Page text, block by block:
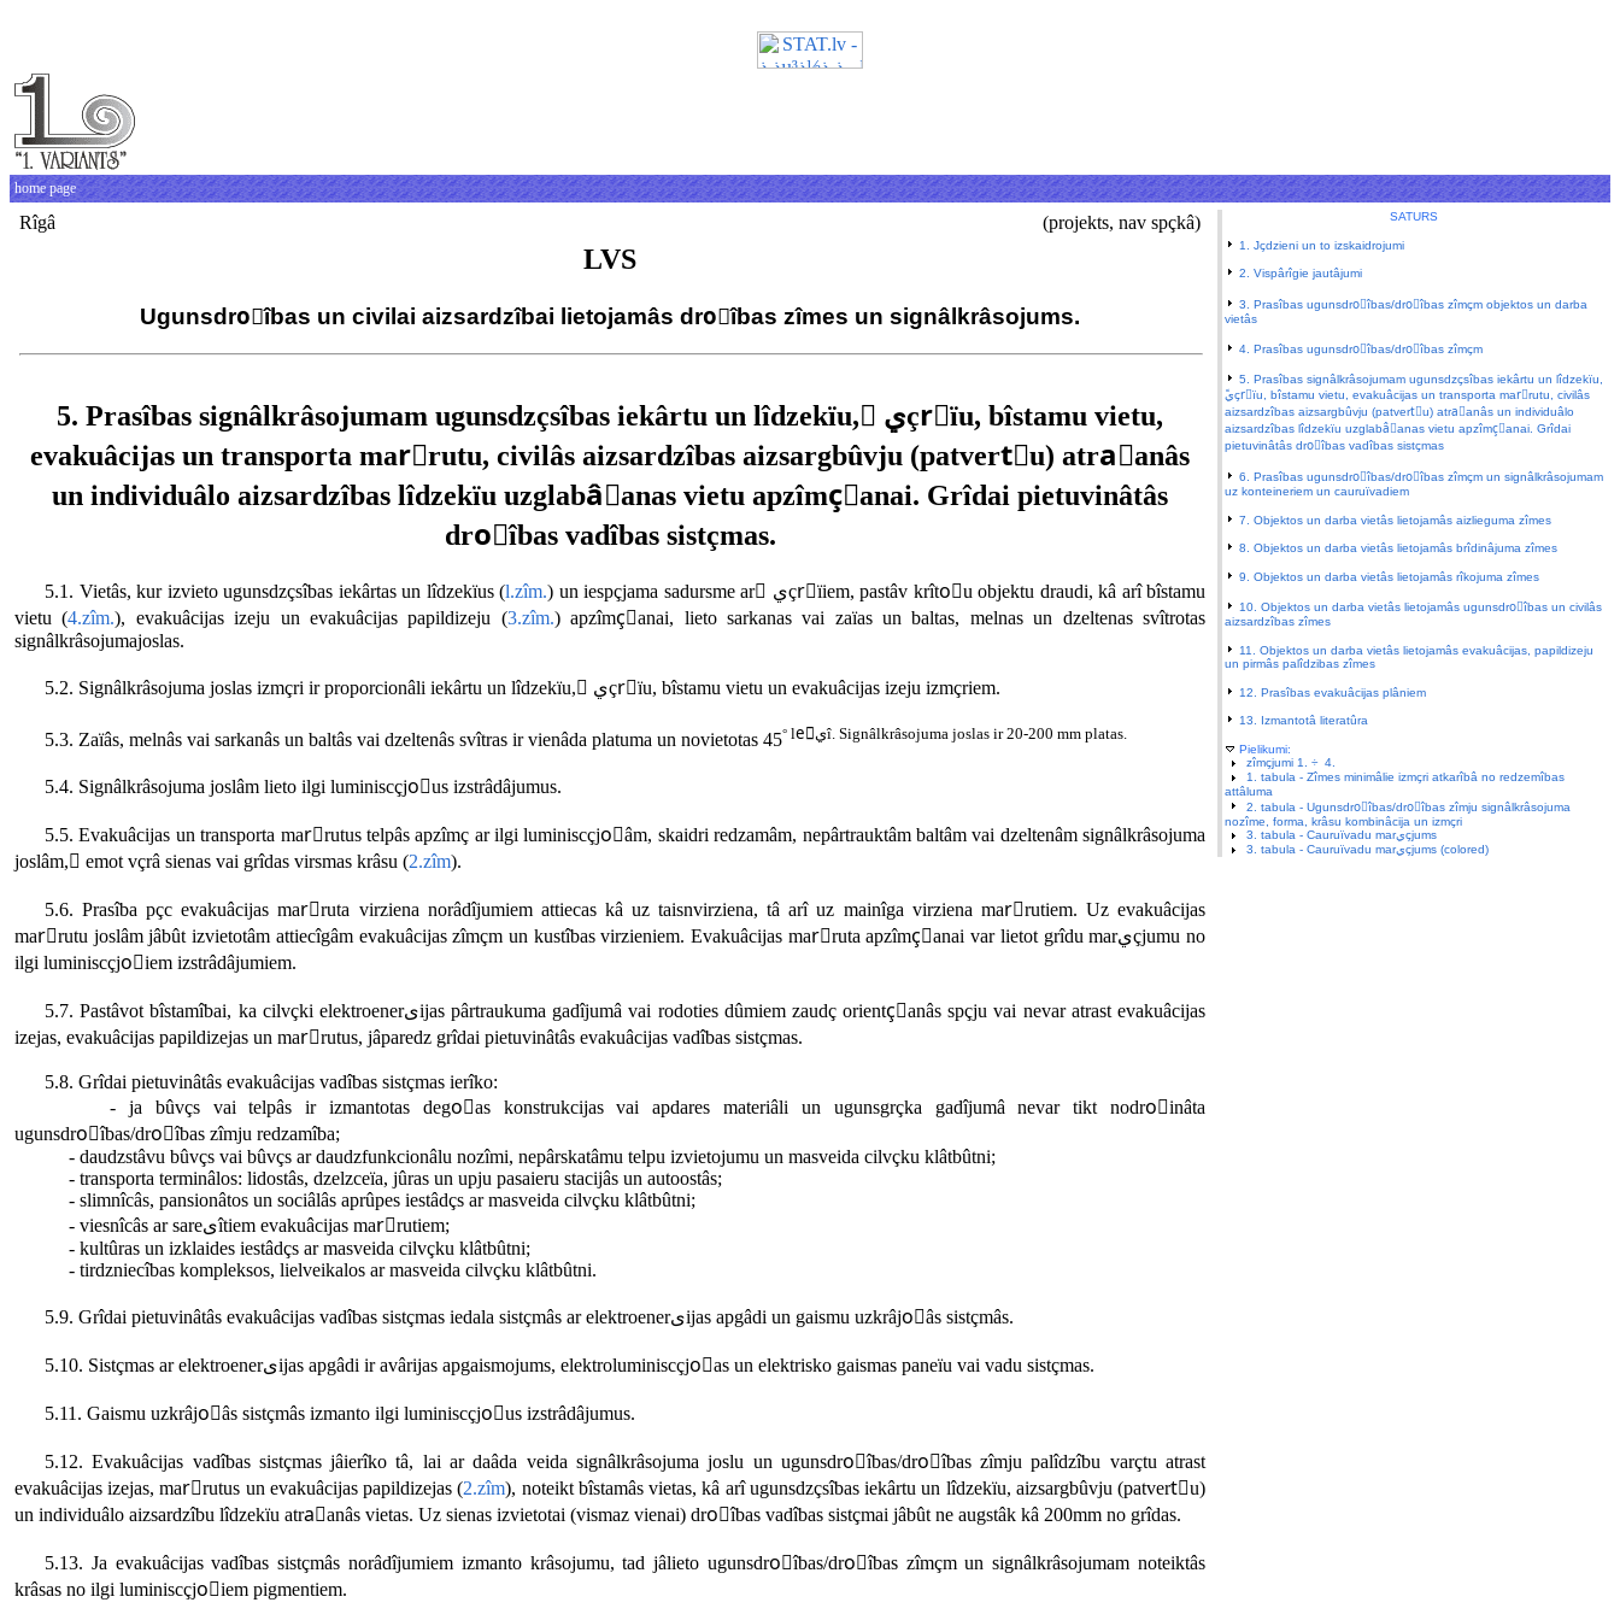
home page
Rîgâ (projekts, nav spçkâ)
LVS
Ugunsdroًîbas un civilai aizsardzîbai lietojamâs droًîbas zîmes un signâlkrâsojums.
5. Prasîbas signâlkrâsojumam ugunsdzçsîbas iekârtu un lîdzekïu, ًيçrًïu, bîstamu vietu,
evakuâcijas un transporta marًrutu, civilâs aizsardzîbas aizsargbûvju (patvertٍu) atraًanâs
un individuâlo aizsardzîbas lîdzekïu uzglabâًanas vietu apzîmçًanai. Grîdai pietuvinâtâs
droًîbas vadîbas sistçmas.
5.1. Vietâs, kur izvieto ugunsdzçsîbas iekârtas un lîdzekïus (l.zîm.) un iespçjama sadursme ar ًيçrًïiem, pastâv krîtoًu objektu draudi, kâ arî bîstamu
vietu (4.zîm.), evakuâcijas izeju un evakuâcijas papildizeju (3.zîm.) apzîmçًanai, lieto sarkanas vai zaïas un baltas, melnas un dzeltenas svîtrotas
signâlkrâsojumajoslas.
5.2. Signâlkrâsojuma joslas izmçri ir proporcionâli iekârtu un lîdzekïu, ًيçrًïu, bîstamu vietu un evakuâcijas izeju izmçriem.
5.3. Zaïâs, melnâs vai sarkanâs un baltâs vai dzeltenâs svîtras ir vienâda platuma un novietotas 45° leٍيî. Signâlkrâsojuma joslas ir 20-200 mm platas.
5.4. Signâlkrâsojuma joslâm lieto ilgi luminiscçjoًus izstrâdâjumus.
5.5. Evakuâcijas un transporta marًrutus telpâs apzîmç ar ilgi luminiscçjoًâm, skaidri redzamâm, nepârtrauktâm baltâm vai dzeltenâm signâlkrâsojuma
joslâm, ٍemot vçrâ sienas vai grîdas virsmas krâsu (2.zîm).
5.6. Prasîba pçc evakuâcijas marًruta virziena norâdîjumiem attiecas kâ uz taisnvirziena, tâ arî uz mainîga virziena marًrutiem. Uz evakuâcijas
marًrutu joslâm jâbût izvietotâm attiecîgâm evakuâcijas zîmçm un kustîbas virzieniem. Evakuâcijas marًruta apzîmçًanai var lietot grîdu marيçjumu no
ilgi luminiscçjoًiem izstrâdâjumiem.
5.7. Pastâvot bîstamîbai, ka cilvçki elektroenerىijas pârtraukuma gadîjumâ vai rodoties dûmiem zaudç orientçًanâs spçju vai nevar atrast evakuâcijas
izejas, evakuâcijas papildizejas un marًrutus, jâparedz grîdai pietuvinâtâs evakuâcijas vadîbas sistçmas.
5.8. Grîdai pietuvinâtâs evakuâcijas vadîbas sistçmas ierîko:
- ja bûvçs vai telpâs ir izmantotas degoًas konstrukcijas vai apdares materiâli un ugunsgrçka gadîjumâ nevar tikt nodroًinâta
ugunsdroًîbas/droًîbas zîmju redzamîba;
- daudzstâvu bûvçs vai bûvçs ar daudzfunkcionâlu nozîmi, nepârskatâmu telpu izvietojumu un masveida cilvçku klâtbûtni;
- transporta terminâlos: lidostâs, dzelzceïa, jûras un upju pasa‏ieru stacijâs un autoostâs;
- slimnîcâs, pansionâtos un sociâlâs aprûpes iestâdçs ar masveida cilvçku klâtbûtni;
- viesnîcâs ar sare‏ىîtiem evakuâcijas marًrutiem;
- kultûras un izklaides iestâdçs ar masveida cilvçku klâtbûtni;
- tirdzniecîbas kompleksos, lielveikalos ar masveida cilvçku klâtbûtni.
5.9. Grîdai pietuvinâtâs evakuâcijas vadîbas sistçmas iedala sistçmâs ar elektroenerىijas apgâdi un gaismu uzkrâjoًâs sistçmâs.
5.10. Sistçmas ar elektroenerىijas apgâdi ir avârijas apgaismojums, elektroluminiscçjoًas un elektrisko gaismas paneïu vai vadu sistçmas.
5.11. Gaismu uzkrâjoًâs sistçmâs izmanto ilgi luminiscçjoًus izstrâdâjumus.
5.12. Evakuâcijas vadîbas sistçmas jâierîko tâ, lai ar da‏âda veida signâlkrâsojuma joslu un ugunsdroًîbas/droًîbas zîmju palîdzîbu varçtu atrast
evakuâcijas izejas, marًrutus un evakuâcijas papildizejas (2.zîm), noteikt bîstamâs vietas, kâ arî ugunsdzçsîbas iekârtu un lîdzekïu, aizsargbûvju (patvertٍu)
un individuâlo aizsardzîbu lîdzekïu atraًanâs vietas. Uz sienas izvietotai (vismaz vienai) droًîbas vadîbas sistçmai jâbût ne augstâk kâ 200mm no grîdas.
5.13. Ja evakuâcijas vadîbas sistçmâs norâdîjumiem izmanto krâsojumu, tad jâlieto ugunsdroًîbas/droًîbas zîmçm un signâlkrâsojumam noteiktâs
krâsas no ilgi luminiscçjoًiem pigmentiem.
SATURS
1. Jçdzieni un to izskaidrojumi
2. Vispârîgie jautâjumi
3. Prasîbas ugunsdroًîbas/droًîbas zîmçm objektos un darba
vietâs
4. Prasîbas ugunsdroًîbas/droًîbas zîmçm
5. Prasîbas signâlkrâsojumam ugunsdzçsîbas iekârtu un lîdzekïu,
aizsardzîbas aizsargbûvju (patvertٍu) atraًanâs un individuâlo
aizsardzîbas lîdzekïu uzglabâًanas vietu apzîmçًanai. Grîdai
pietuvinâtâs droًîbas vadîbas sistçmas
6. Prasîbas ugunsdroًîbas/droًîbas zîmçm un signâlkrâsojumam
uz konteineriem un cauruïvadiem
7. Objektos un darba vietâs lietojamâs aizlieguma zîmes
8. Objektos un darba vietâs lietojamâs brîdinâjuma zîmes
9. Objektos un darba vietâs lietojamâs rîkojuma zîmes
10. Objektos un darba vietâs lietojamâs ugunsdroًîbas un civilâs
aizsardzîbas zîmes
11. Objektos un darba vietâs lietojamâs evakuâcijas, papildizeju
un pirmâs palîdzibas zîmes
12. Prasîbas evakuâcijas plâniem
13. Izmantotâ literatûra
Pielikumi:
zîmçjumi 1. ÷ 4.
1. tabula - Zîmes minimâlie izmçri atkarîbâ no redzemîbas
attâluma
2. tabula - Ugunsdroًîbas/droًîbas zîmju signâlkrâsojuma
nozîme, forma, krâsu kombinâcija un izmçri
3. tabula - Cauruïvadu marيçjums
3. tabula - Cauruïvadu marيçjums (colored)